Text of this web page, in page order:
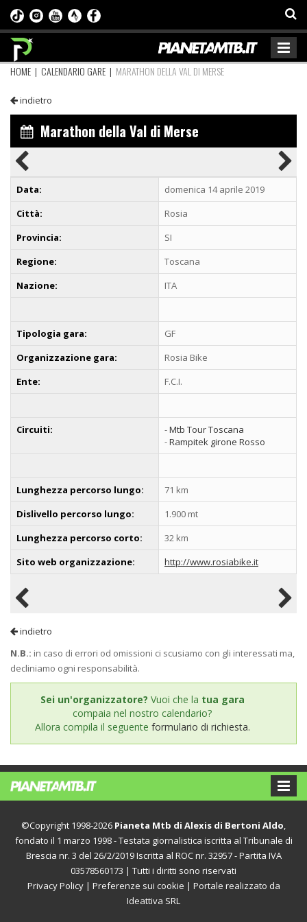
HOME | CALENDARIO GARE | MARATHON DELLA VAL DI MERSE
indietro
Marathon della Val di Merse
Data:
domenica 14 aprile 2019
Città:
Rosia
Provincia:
SI
Regione:
Toscana
Nazione:
ITA
Tipologia gara:
GF
Organizzazione gara:
Rosia Bike
Ente:
F.C.I.
Circuiti: -Mtb Tour Toscana
-Rampitek girone Rosso
Lunghezza percorso lungo:
71 km
Dislivello percorso lungo:
1.900 mt
Lunghezza percorso corto:
32 km
Sito web organizzazione:
http://www.rosiabike.it
indietro
N.B.: in caso di errori od omissioni ci scusiamo con gli interessati ma,
decliniamo ogni responsabilità.
Sei un'organizzatore? Vuoi che la tua gara
compaia nel nostro calendario?
Allora compila il seguente formulario di richiesta.
©Copyright 1998-2026 Pianeta Mtb di Alexis di Bertoni Aldo
fondato il 1 marzo 1998 - Testata giornalistica iscritta al Tribunale di
Brescia nr. 3 del 26/2/2019 Iscritta al ROC nr. 32957 - Partita IVA
03578560173 | Tutti i diritti sono riservati
Privacy Policy| Preferenze sui cookie | Portale realizzato da
Ideattiva SRL